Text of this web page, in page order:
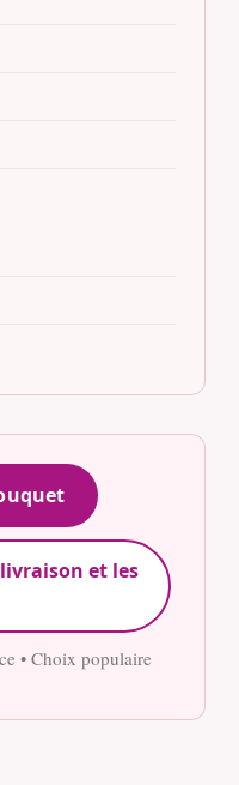
et les
• Choix populaire